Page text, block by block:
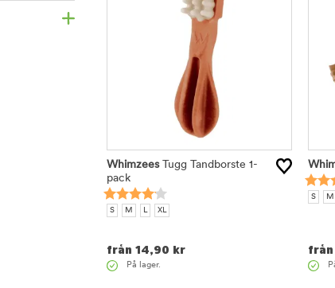
WhimzeesTugg Tandborste 1-
pack
S M L XL
från 14,90 kr
På lager.
S M
från